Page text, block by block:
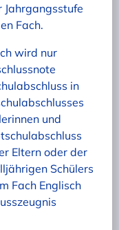
Jahrgangsstufe
Fach.
wird nur
in
und
Eltern oder der
Schülers
Fach Englisch